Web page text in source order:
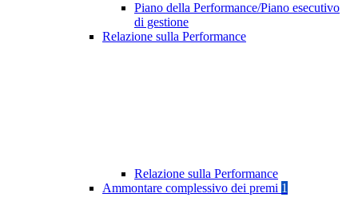
Piano della Performance/Piano esecutivo
di gestione
Relazione sulla Performance
Relazione sulla Performance
Ammontare complessivo dei premi 1